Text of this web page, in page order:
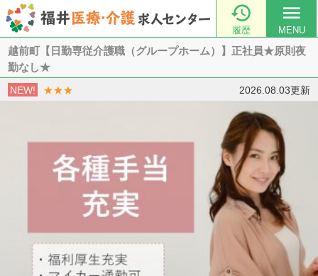

履歴
menu
MENU
越前町【日勤専従介護職（グループホーム）】正社員★原則夜
勤なし★
NEW! ★★★ 2026.08.03更新